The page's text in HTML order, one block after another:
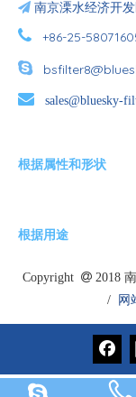
 南京溧水经济开发
 +86-25-


sales@bluesky-
根据属性和形状
根据用途
Copyright 2018
/
网